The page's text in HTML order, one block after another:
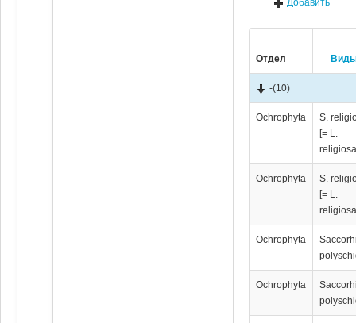
Добавить
Отдел
-(10)
Ochrophyta
S.
[= L.
Ochrophyta
S.
[= L.
Ochrophyta
Ochrophyta